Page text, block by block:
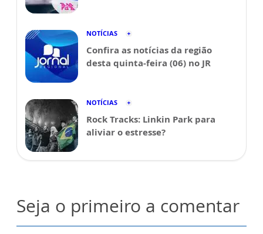
NOTÍCIAS
Confira as notícias da região
desta quinta-feira (06) no JR
NOTÍCIAS
Rock Tracks: Linkin Park para
aliviar o estresse?
Seja o primeiro a comentar